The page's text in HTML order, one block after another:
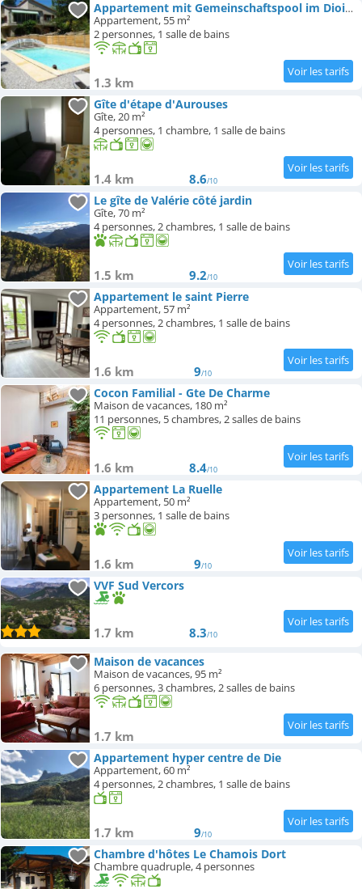
Appartement mit Gemeinschaftspool im Diois by Interhome
Appartement, 55 m²
2 personnes, 1 salle de bains
1.3 km
Gîte d'étape d'Aurouses
Gîte, 20 m²
4 personnes, 1 chambre, 1 salle de bains
1.4 km 8.6/10
Le gîte de Valérie côté jardin
Gîte, 70 m²
4 personnes, 2 chambres, 1 salle de bains
1.5 km 9.2/10
Appartement le saint Pierre
Appartement, 57 m²
4 personnes, 2 chambres, 1 salle de bains
1.6 km 9/10
Cocon Familial - Gte De Charme
Maison de vacances, 180 m²
11 personnes, 5 chambres, 2 salles de bains
1.6 km 8.4/10
Appartement La Ruelle
Appartement, 50 m²
3 personnes, 1 salle de bains
1.6 km 9/10
VVF Sud Vercors
1.7 km 8.3/10
Maison de vacances
Maison de vacances, 95 m²
6 personnes, 3 chambres, 2 salles de bains
1.7 km
Appartement hyper centre de Die
Appartement, 60 m²
4 personnes, 2 chambres, 1 salle de bains
1.7 km 9/10
Chambre d'hôtes Le Chamois Dort
Chambre quadruple, 4 personnes